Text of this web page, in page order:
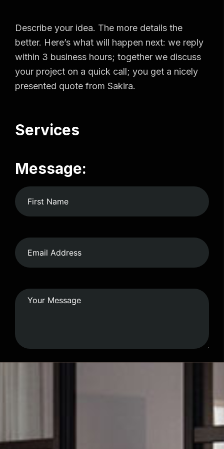
Describe your idea. The more details the
better. Here’s what will happen next: we reply
within 3 business hours; together we discuss
your project on a quick call; you get a nicely
presented quote from Sakira.
Services
Message: